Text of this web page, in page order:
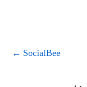
SocialBee
←